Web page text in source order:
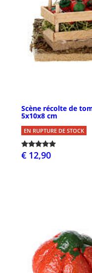
Scène récolte de
5x10x8 cm
EN RUPTURE DE STOCK
€ 12,90